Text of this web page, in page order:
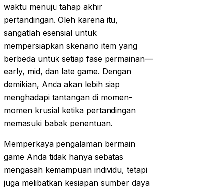
waktu menuju tahap akhir
pertandingan. Oleh karena itu,
sangatlah esensial untuk
mempersiapkan skenario item yang
berbeda untuk setiap fase permainan—
early, mid, dan late game. Dengan
demikian, Anda akan lebih siap
menghadapi tantangan di momen-
momen krusial ketika pertandingan
memasuki babak penentuan.
Memperkaya pengalaman bermain
game Anda tidak hanya sebatas
mengasah kemampuan individu, tetapi
juga melibatkan kesiapan sumber daya